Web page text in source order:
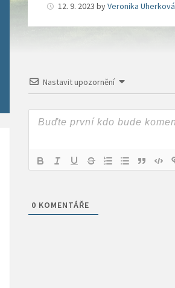
12. 9. 2023byVeronika Uherková
Nastavit upozornění
0 KOMENTÁŘE